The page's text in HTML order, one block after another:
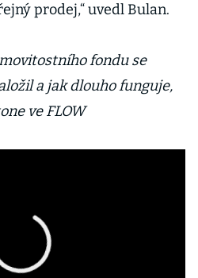
prodej,“ uvedl Bulan.
fondu se
a jak dlouho funguje,
ve FLOW